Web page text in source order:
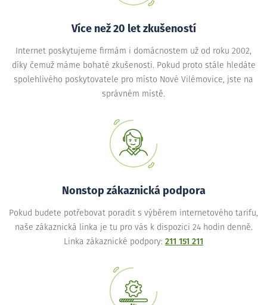
Více než 20 let zkušeností
Internet poskytujeme firmám i domácnostem už od roku 2002,
díky čemuž máme bohaté zkušenosti. Pokud proto stále hledáte
spolehlivého poskytovatele pro místo Nové Vilémovice, jste na
správném místě.
Nonstop zákaznická podpora
Pokud budete potřebovat poradit s výběrem internetového tarifu,
naše zákaznická linka je tu pro vás k dispozici 24 hodin denně.
Linka zákaznické podpory: 211 151 211